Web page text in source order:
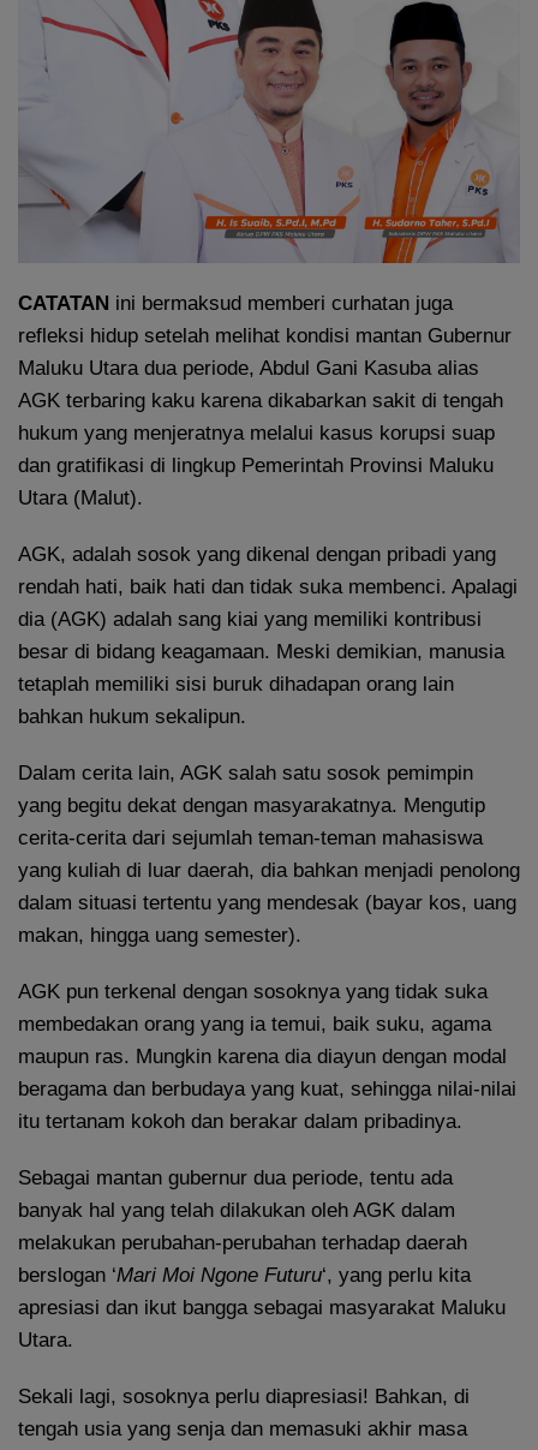
CATATAN ini bermaksud memberi curhatan juga
refleksi hidup setelah melihat kondisi mantan Gubernur
Maluku Utara dua periode, Abdul Gani Kasuba alias
AGK terbaring kaku karena dikabarkan sakit di tengah
hukum yang menjeratnya melalui kasus korupsi suap
dan gratifikasi di lingkup Pemerintah Provinsi Maluku
Utara (Malut).
AGK, adalah sosok yang dikenal dengan pribadi yang
rendah hati, baik hati dan tidak suka membenci. Apalagi
dia (AGK) adalah sang kiai yang memiliki kontribusi
besar di bidang keagamaan. Meski demikian, manusia
tetaplah memiliki sisi buruk dihadapan orang lain
bahkan hukum sekalipun.
Dalam cerita lain, AGK salah satu sosok pemimpin
yang begitu dekat dengan masyarakatnya. Mengutip
cerita-cerita dari sejumlah teman-teman mahasiswa
yang kuliah di luar daerah, dia bahkan menjadi penolong
dalam situasi tertentu yang mendesak (bayar kos, uang
makan, hingga uang semester).
AGK pun terkenal dengan sosoknya yang tidak suka
membedakan orang yang ia temui, baik suku, agama
maupun ras. Mungkin karena dia diayun dengan modal
beragama dan berbudaya yang kuat, sehingga nilai-nilai
itu tertanam kokoh dan berakar dalam pribadinya.
Sebagai mantan gubernur dua periode, tentu ada
banyak hal yang telah dilakukan oleh AGK dalam
melakukan perubahan-perubahan terhadap daerah
berslogan ‘Mari Moi Ngone Futuru‘, yang perlu kita
apresiasi dan ikut bangga sebagai masyarakat Maluku
Utara.
Sekali lagi, sosoknya perlu diapresiasi! Bahkan, di
tengah usia yang senja dan memasuki akhir masa